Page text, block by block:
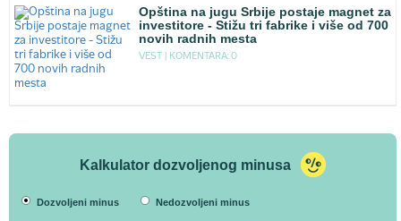
Opština na jugu Srbije postaje magnet za
investitore - Stižu tri fabrike i više od 700
novih radnih mesta
VEST | KOMENTARA: 0
Kalkulator dozvoljenog minusa
Dozvoljeni minus Nedozvoljeni minus